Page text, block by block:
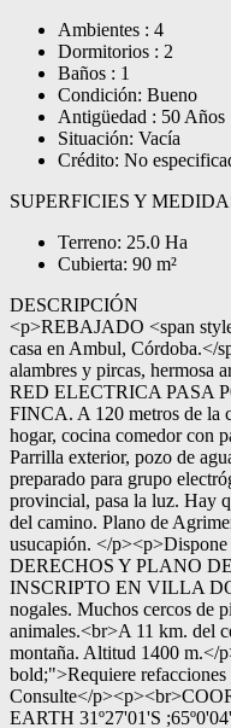
Ambientes : 4
Dormitorios : 2
Baños : 1
Condición: Bueno
Antigüedad : 50 Años
Situación: Vacía
Crédito: No
SUPERFICIES Y
Terreno: 25.0 Ha
Cubierta: 90 m²
DESCRIPCIÓN
<p>REBAJADO <span
casa en Ambul, Córdoba.</
alambres y pircas, hermosa
RED ELECTRICA PASA
FINCA. A 120 metros de la
hogar, cocina comedor con
Parrilla exterior, pozo de
preparado para grupo
provincial, pasa la luz. Hay
del camino. Plano de
usucapión. </
DERECHOS Y PLANO
INSCRIPTO EN VILLA
nogales. Muchos cercos de
animales.<br>A 11 km. del
montaña. Altitud 1400 m.</
bold;">Requiere
Consulte</
EARTH 31º27'01'S